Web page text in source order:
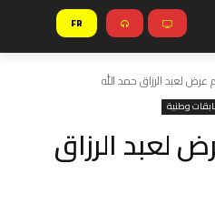
FR
عرض لعبد الرزاق حمد الله
وطنية
لعبد الرزاق